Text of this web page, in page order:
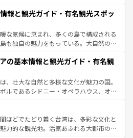
コンテンツ一覧を参照してほしい。
は、観光、ショッピング、エンターテイ
た刺激的なスポットだ。一方、アメリカ
広がり、グランドキャニオンやイエロー
といった絶景が堪能できる。さらに、南
者はアメリカの各地域で異なる魅力を楽
多様性と豊かな歴史を感じることができ
ロードトリップや列車の旅も、アメリカ
イルだ。 なお、新着のアメリカ
一覧 を参照してほしい。
報と観光ガイド・有名観光スポッ
な気候に恵まれ、多くの島で構成される
も独自の魅力をもっている。大自然の神
い。また、定番の観光地といえばオアフ
然を求めるならマウイ島やカウアイ島が
ルドグリーンに輝く海をはじめ、豊かな
いている。「アロハスピリット」と呼ば
ーカルフードやハワイアンミュージッ
ダンスなど、すべてがハワイの魅力を彩
たびに新しい発見と感動が待っているハ
の基本情報と観光ガイド・有名観
、壮大な自然と多様な文化が魅力の国。
ルであるシドニー・オペラハウス、オー
中央部にそびえるウルル（エアーズロッ
の美しい原生林やケアンズの熱帯雨林な
くさん。また、カフェやワイン、オージ
ほどでたどり着く台湾は、多彩な文化と
力的な観光地。活気あふれる大都市の台